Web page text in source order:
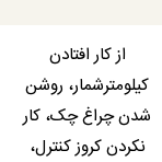
از کار افتادن
کیلومترشمار، روشن
شدن چراغ چک، کار
نکردن کروز کنترل،